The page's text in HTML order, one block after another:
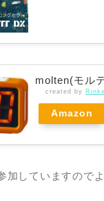
molten(モル
created by
Amazon
加していますので